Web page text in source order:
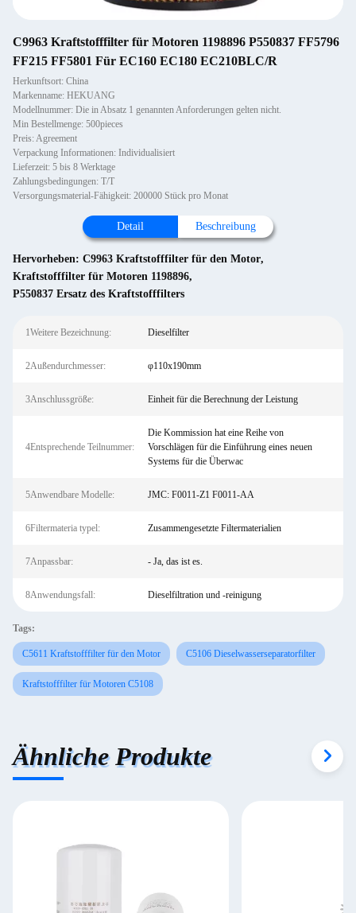
C9963 Kraftstofffilter für Motoren 1198896 P550837 FF5796
FF215 FF5801 Für EC160 EC180 EC210BLC/R
Herkunftsort: China
Markenname: HEKUANG
Modellnummer: Die in Absatz 1 genannten Anforderungen gelten nicht.
Min Bestellmenge: 500pieces
Preis: Agreement
Verpackung Informationen: Individualisiert
Lieferzeit: 5 bis 8 Werktage
Zahlungsbedingungen: T/T
Versorgungsmaterial-Fähigkeit: 200000 Stück pro Monat
Detail Beschreibung
Hervorheben: C9963 Kraftstofffilter für den Motor,
Kraftstofffilter für Motoren 1198896,
P550837 Ersatz des Kraftstofffilters
1Weitere Bezeichnung: Dieselfilter
2Außendurchmesser: φ110x190mm
3Anschlussgröße: Einheit für die Berechnung der Leistung
4Entsprechende Teilnummer:
Die Kommission hat eine Reihe von
Vorschlägen für die Einführung eines neuen
Systems für die Überwac
5Anwendbare Modelle: JMC: F0011-Z1 F0011-AA
6Filtermateria typel: Zusammengesetzte Filtermaterialien
7Anpassbar: - Ja, das ist es.
8Anwendungsfall: Dieselfiltration und -reinigung
Tags:
C5611 Kraftstofffilter für den Motor C5106 Dieselwasserseparatorfilter
Kraftstofffilter für Motoren C5108
Ähnliche Produkte